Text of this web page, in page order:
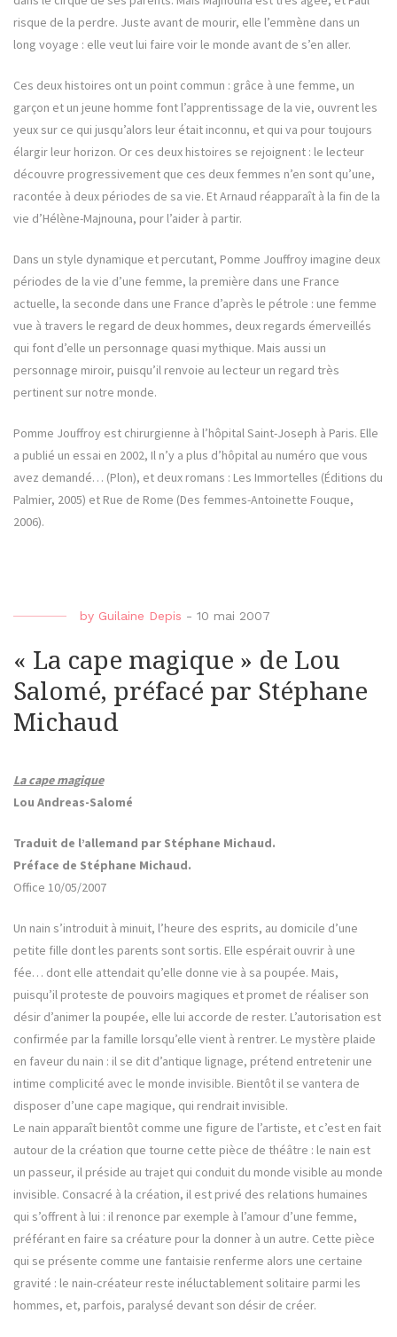
risque de la perdre. Juste avant de mourir, elle l’emmène dans un
long voyage : elle veut lui faire voir le monde avant de s’en aller.
Ces deux histoires ont un point commun : grâce à une femme, un
garçon et un jeune homme font l’apprentissage de la vie, ouvrent les
yeux sur ce qui jusqu’alors leur était inconnu, et qui va pour toujours
élargir leur horizon. Or ces deux histoires se rejoignent : le lecteur
découvre progressivement que ces deux femmes n’en sont qu’une,
racontée à deux périodes de sa vie. Et Arnaud réapparaît à la fin de la
vie d’Hélène-Majnouna, pour l’aider à partir.
Dans un style dynamique et percutant, Pomme Jouffroy imagine deux
périodes de la vie d’une femme, la première dans une France
actuelle, la seconde dans une France d’après le pétrole : une femme
vue à travers le regard de deux hommes, deux regards émerveillés
qui font d’elle un personnage quasi mythique. Mais aussi un
personnage miroir, puisqu’il renvoie au lecteur un regard très
pertinent sur notre monde.
Pomme Jouffroy est chirurgienne à l’hôpital Saint-Joseph à Paris. Elle
a publié un essai en 2002, Il n’y a plus d’hôpital au numéro que vous
avez demandé… (Plon), et deux romans : Les Immortelles (Éditions du
Palmier, 2005) et Rue de Rome (Des femmes-Antoinette Fouque,
2006).
by Guilaine Depis - 10 mai 2007
« La cape magique » de Lou
Salomé, préfacé par Stéphane
Michaud
La cape magique
Lou Andreas-Salomé
Traduit de l’allemand par Stéphane Michaud.
Préface de Stéphane Michaud.
Office 10/05/2007
Un nain s’introduit à minuit, l’heure des esprits, au domicile d’une
petite fille dont les parents sont sortis. Elle espérait ouvrir à une
fée… dont elle attendait qu’elle donne vie à sa poupée. Mais,
puisqu’il proteste de pouvoirs magiques et promet de réaliser son
désir d’animer la poupée, elle lui accorde de rester. L’autorisation est
confirmée par la famille lorsqu’elle vient à rentrer. Le mystère plaide
en faveur du nain : il se dit d’antique lignage, prétend entretenir une
intime complicité avec le monde invisible. Bientôt il se vantera de
disposer d’une cape magique, qui rendrait invisible.
Le nain apparaît bientôt comme une figure de l’artiste, et c’est en fait
autour de la création que tourne cette pièce de théâtre : le nain est
un passeur, il préside au trajet qui conduit du monde visible au monde
invisible. Consacré à la création, il est privé des relations humaines
qui s’offrent à lui : il renonce par exemple à l’amour d’une femme,
préférant en faire sa créature pour la donner à un autre. Cette pièce
qui se présente comme une fantaisie renferme alors une certaine
gravité : le nain-créateur reste inéluctablement solitaire parmi les
hommes, et, parfois, paralysé devant son désir de créer.